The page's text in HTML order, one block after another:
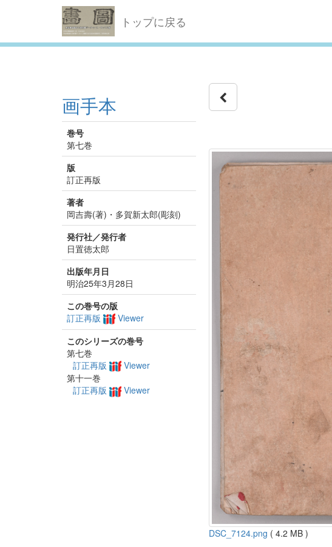
トップに戻る
画手本
巻号
第七巻
版
訂正再版
著者
岡吉壽(著)・多賀新太郎(彫刻)
発行社／発行者
日置徳太郎
出版年月日
明治25年3月28日
この巻号の版
訂正再版
Viewer
このシリーズの巻号
第七巻
訂正再版
Viewer
第十一巻
訂正再版
Viewer
DSC_7124.png ( 4.2 MB )